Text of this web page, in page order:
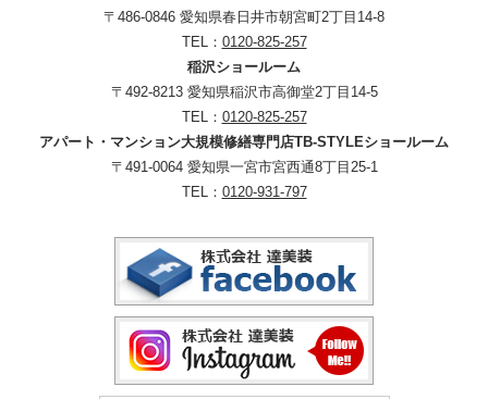
〒486-0846 愛知県春日井市朝宮町2丁目14-8
TEL： 0120-825-257
稲沢ショールーム
〒492-8213 愛知県稲沢市高御堂2丁目14-5
TEL： 0120-825-257
アパート・マンション大規模修繕専門店TB-STYLEショールーム
〒491-0064 愛知県一宮市宮西通8丁目25-1
TEL： 0120-931-797